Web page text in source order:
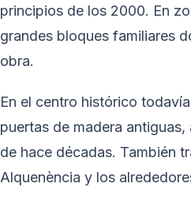
principios de los 2000. En
grandes bloques familiares
obra.
En el centro histórico
puertas de madera
de hace décadas. También
Alquenència y los